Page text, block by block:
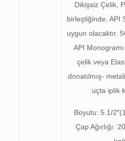
Dikişsiz Çelik,
birleştiğinde, API
uygun olacaktır.
API
çelik veya
donatılmış-
uçta iplik
Boyutu: 5.1/
Çap Ağırlığı: